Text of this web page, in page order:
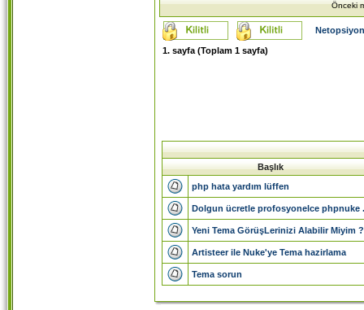
Önceki
1. sayfa (Toplam 1 sayfa)
Başlık
php hata yardım lüffen
Dolgun ücretle profosyonelce phpnuke
Yeni Tema GörüşLerinizi Alabilir Miyim ?
Artisteer ile Nuke'ye Tema hazirlama
Tema sorun